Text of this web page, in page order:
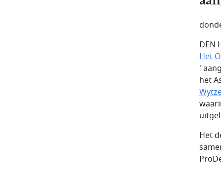
DEN
Het
'
het
Het